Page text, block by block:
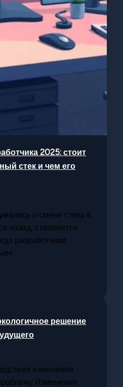
2025: стоит
стек и чем его
о смене стека в
назад, становится
разработчики
решение
изменения
Изменение